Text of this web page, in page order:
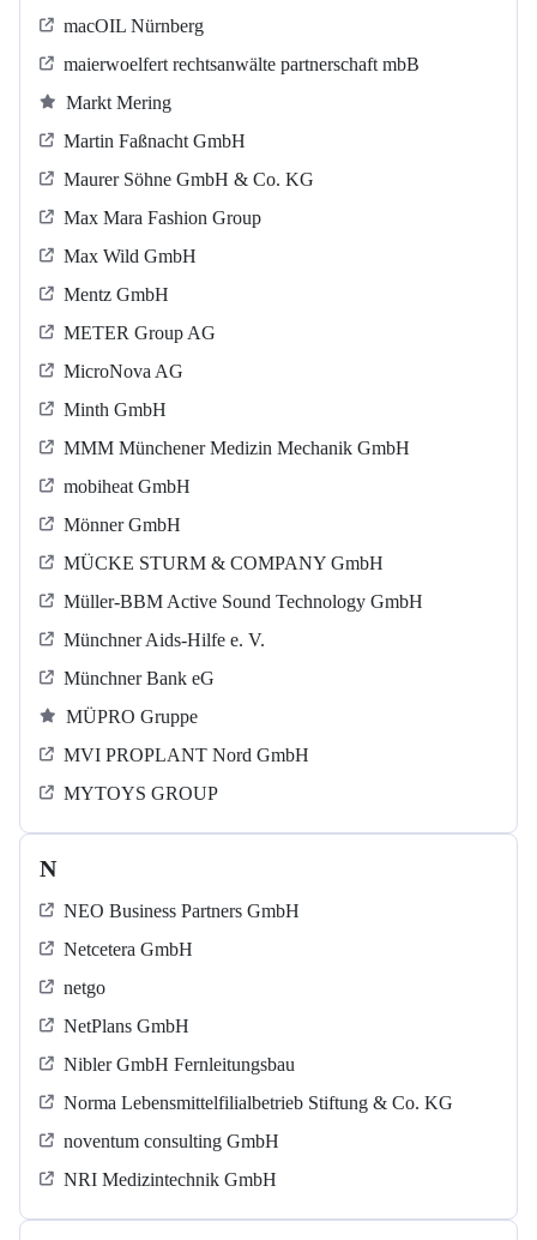
macOIL Nürnberg
maierwoelfert rechtsanwälte partnerschaft mbB
Markt Mering
Martin Faßnacht GmbH
Maurer Söhne GmbH & Co. KG
Max Mara Fashion Group
Max Wild GmbH
Mentz GmbH
METER Group AG
MicroNova AG
Minth GmbH
MMM Münchener Medizin Mechanik GmbH
mobiheat GmbH
Mönner GmbH
MÜCKE STURM & COMPANY GmbH
Müller-BBM Active Sound Technology GmbH
Münchner Aids-Hilfe e. V.
Münchner Bank eG
MÜPRO Gruppe
MVI PROPLANT Nord GmbH
MYTOYS GROUP
N
NEO Business Partners GmbH
Netcetera GmbH
netgo
NetPlans GmbH
Nibler GmbH Fernleitungsbau
Norma Lebensmittelfilialbetrieb Stiftung & Co. KG
noventum consulting GmbH
NRI Medizintechnik GmbH